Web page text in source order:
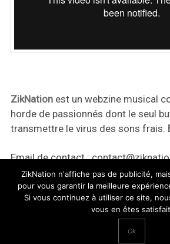
ZikNationest un webzine musical
horde de passionnés dont le seul
transmettre le virus des sons frais.
Email de contact :
ZikNation n'affiche pas de publicité,
pour vous garantir la meilleure
Si vous continuez à utiliser ce site,
vous en êtes
Ok